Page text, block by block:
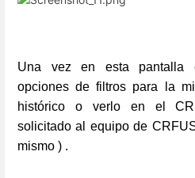
Una vez en esta pantalla
opciones de filtros para la
histórico o verlo en el
solicitado al equipo de
mismo ) .